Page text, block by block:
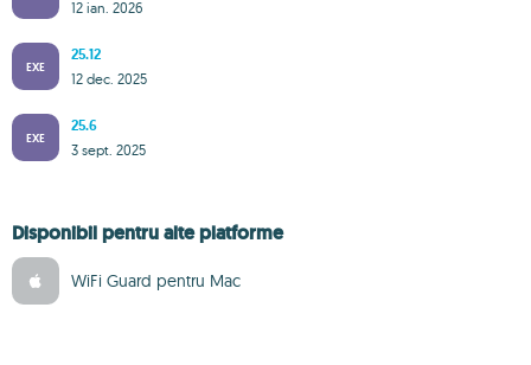
12 ian. 2026
EXE
25.12
12 dec. 2025
EXE
25.6
3 sept. 2025
Disponibil pentru alte platforme
WiFi Guard pentru Mac